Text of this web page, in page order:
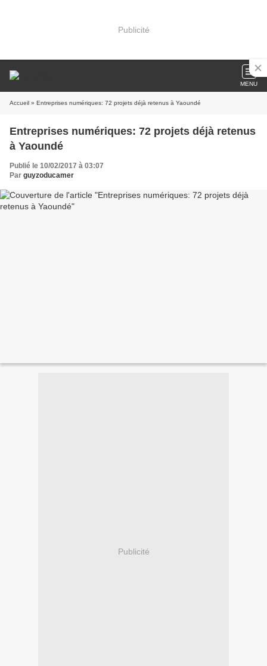
Publicité
MENU
Accueil » Entreprises numériques: 72 projets déjà retenus à Yaoundé
Entreprises numériques: 72 projets déjà retenus
à Yaoundé
Publié le 10/02/2017 à 03:07
Par guyzoducamer
Publicité